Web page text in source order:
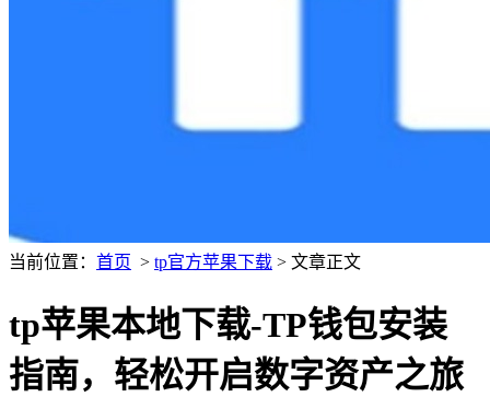
当前位置： 首页 > tp官方苹果下载 > 文章正文
tp苹果本地下载-TP钱包安装
指南，轻松开启数字资产之旅